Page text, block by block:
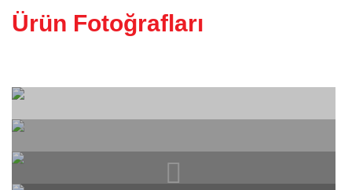
Ürün Fotoğrafları